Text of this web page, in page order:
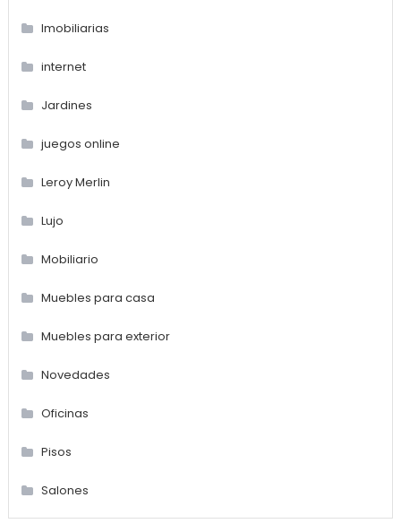
Imobiliarias
internet
Jardines
juegos online
Leroy Merlin
Lujo
Mobiliario
Muebles para casa
Muebles para exterior
Novedades
Oficinas
Pisos
Salones